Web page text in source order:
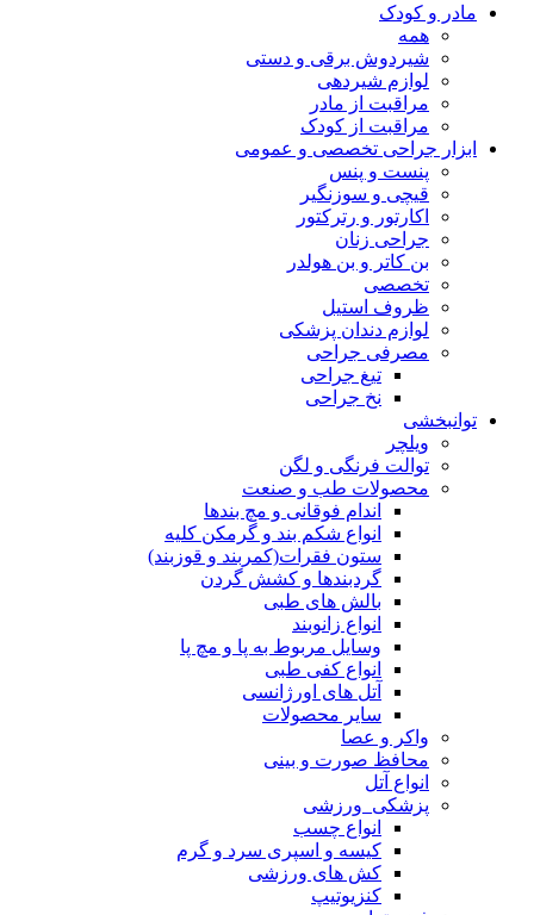
مادر و کودک
همه
شیردوش برقی و دستی
لوازم شیردهی
مراقبت از مادر
مراقبت از کودک
ابزار جراحی تخصصی و عمومی
پنست و پنس
قیچی و سوزنگیر
اکارتور و رترکتور
جراحی زنان
بن کاتر و بن هولدر
تخصصی
ظروف استیل
لوازم دندان پزشکی
مصرفی جراحی
تیغ جراحی
نخ جراحی
توانبخشی
ویلچر
توالت فرنگی و لگن
محصولات طب و صنعت
اندام فوقانی و مچ بندها
انواع شکم بند و گرمکن کلیه
ستون فقرات(کمربند و قوزبند)
گردبندها و کشش گردن
بالش های طبی
انواع زانوبند
وسایل مربوط به پا و مچ پا
انواع کفی طبی
آتل های اورژانسی
سایر محصولات
واکر و عصا
محافظ صورت و بینی
انواع آتل
پزشکی_ورزشی
انواع چسب
کیسه و اسپری سرد و گرم
کش های ورزشی
کنزیوتیپ